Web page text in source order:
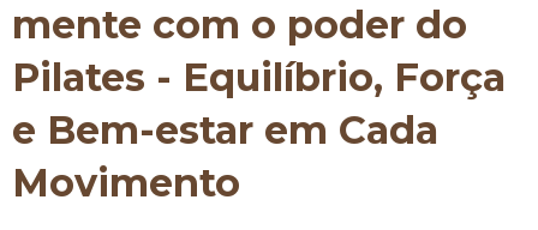
mente com o poder do
Pilates - Equilíbrio, Força
e Bem-estar em Cada
Movimento